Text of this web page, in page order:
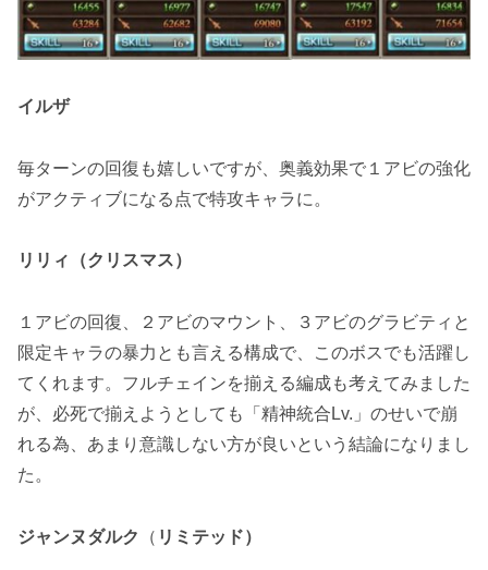
イルザ
毎ターンの回復も嬉しいですが、奥義効果で１アビの強化
がアクティブになる点で特攻キャラに。
リリィ（クリスマス）
１アビの回復、２アビのマウント、３アビのグラビティと
限定キャラの暴力とも言える構成で、このボスでも活躍し
てくれます。フルチェインを揃える編成も考えてみました
が、必死で揃えようとしても「精神統合Lv.」のせいで崩
れる為、あまり意識しない方が良いという結論になりまし
た。
ジャンヌダルク （ リミテッド）